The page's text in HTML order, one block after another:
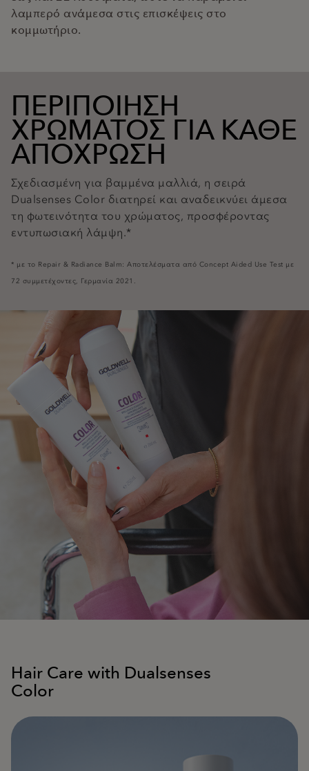
λαμπερό ανάμεσα στις επισκέψεις στο
κομμωτήριο.
ΠΕΡΙΠΟΙΗΣΗ
ΧΡΩΜΑΤΟΣ ΓΙΑ ΚΑΘΕ
ΑΠΟΧΡΩΣΗ
Σχεδιασμένη για βαμμένα μαλλιά, η σειρά
Dualsenses Color διατηρεί και αναδεικνύει άμεσα
τη φωτεινότητα του χρώματος, προσφέροντας
εντυπωσιακή λάμψη.*
* με το Repair & Radiance Balm: Αποτελέσματα από Concept Aided Use Test με
72 συμμετέχοντες, Γερμανία 2021.
Hair Care with Dualsenses
Color